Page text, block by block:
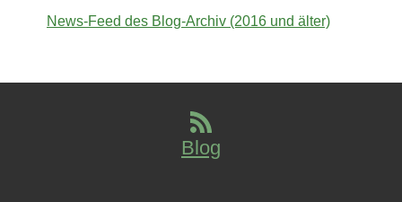
News-Feed des Blog-Archiv (2016 und älter)
Blog